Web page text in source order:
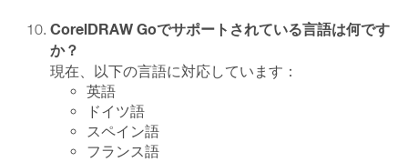
CorelDRAW Goでサポートされている言語は何です
か？
現在、以下の言語に対応しています：
英語
ドイツ語
スペイン語
フランス語